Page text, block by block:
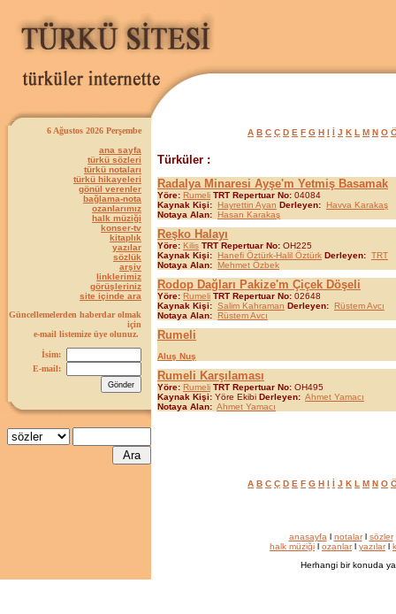
6 Ağustos 2026 Perşembe
ana sayfa
türkü sözleri
türkü notaları
türkü hikayeleri
gönül verenler
bağlama-nota
ozanlarımız
halk müziği
konser-tv
kitaplık
yazılar
sözlük
arşiv
linklerimiz
görüşleriniz
site içinde ara
Güncellemelerden haberdar olmak
için
e-mail listemize üye olunuz.
İsim:
E-mail:
A B C Ç D E F G H I İ J K L M N O
Türküler :
Radalya Minaresi Ayşe'm Yetmiş Basamak
Yöre: Rumeli TRT Repertuar No: 04084
Kaynak Kişi: Hayrettin Ayan Derleyen: Havva Karakaş
Notaya Alan: Hasan Karakaş
Reşko Halayı
Yöre: Kilis TRT Repertuar No: OH225
Kaynak Kişi: Hanefi Öztürk-Halil Öztürk Derleyen: TRT
Notaya Alan: Mehmet Özbek
Rodop Dağları Pakize'm Çiçek Döşeli
Yöre: Rumeli TRT Repertuar No: 02648
Kaynak Kişi: Salim Kahraman Derleyen: Rüstem Avcı
Notaya Alan: Rüstem Avcı
Rumeli
Aluş Nuş
Rumeli Karşılaması
Yöre: Rumeli TRT Repertuar No: OH495
Kaynak Kişi: Yöre Ekibi Derleyen: Ahmet Yamacı
Notaya Alan: Ahmet Yamacı
A B C Ç D E F G H I İ J K L M N O
anasayfa l notalarl sözler
halk müziği l ozanlarl yazılarl
Herhangi bir konuda